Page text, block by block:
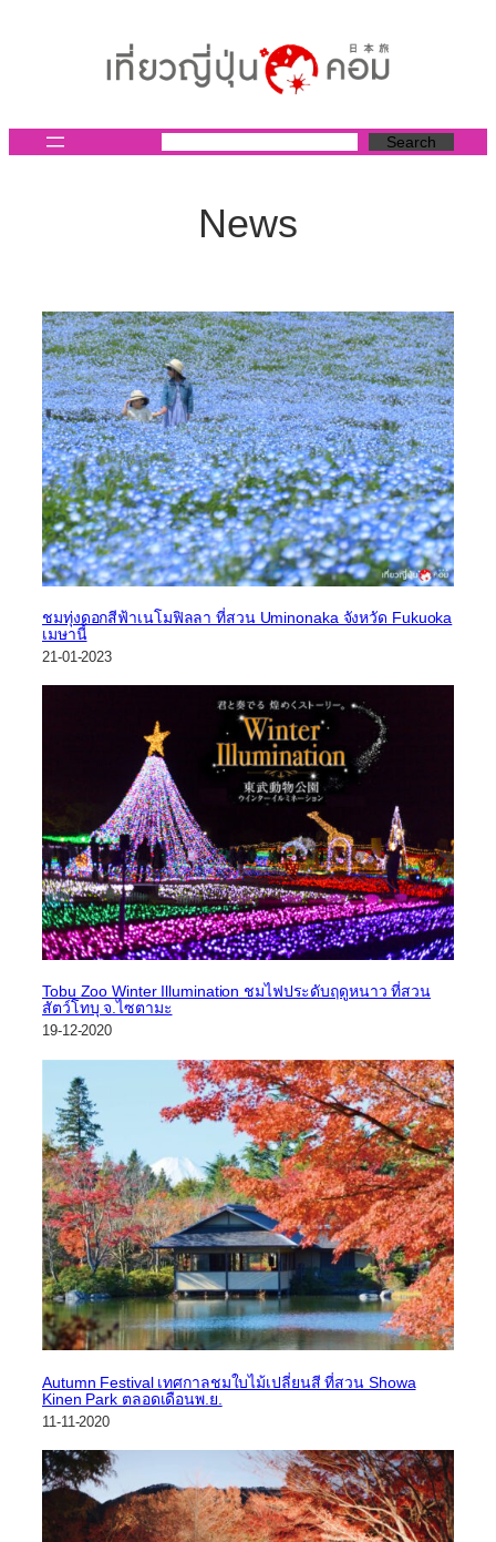
Search
News
ชมทุ่งดอกสีฟ้าเนโมฟิลลา ที่สวน Uminonaka จังหวัด Fukuoka
เมษานี้
21-01-2023
Tobu Zoo Winter Illumination ชมไฟประดับฤดูหนาว ที่สวน
สัตว์โทบุ จ.ไซตามะ
19-12-2020
Autumn Festival เทศกาลชมใบไม้เปลี่ยนสี ที่สวน Showa
Kinen Park ตลอดเดือนพ.ย.
11-11-2020